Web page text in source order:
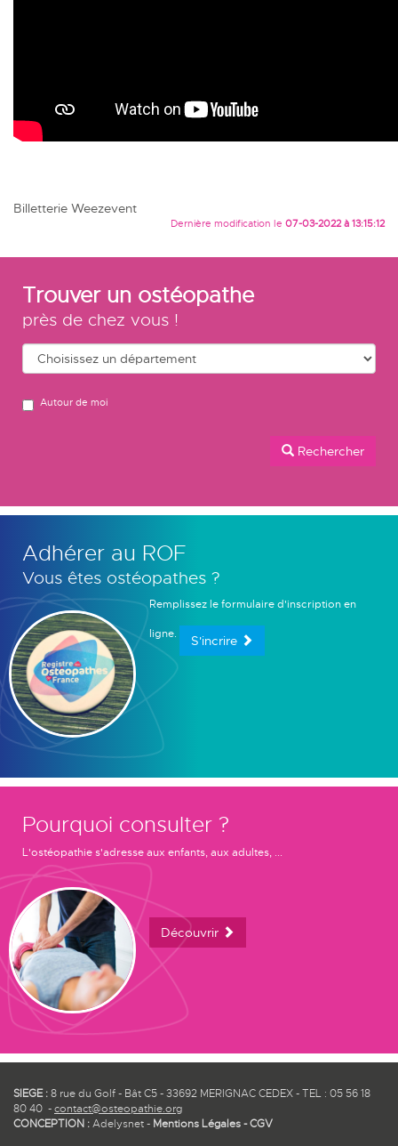
Billetterie Weezevent
Dernière modification le 07-03-2022 à 13:15:12
Trouver un ostéopathe
près de chez vous !
Autour de moi
Rechercher
Adhérer au ROF
Vous êtes ostéopathes ?
Remplissez le formulaire d'inscription en
ligne. S'incrire
Pourquoi consulter ?
L'ostéopathie s'adresse aux enfants, aux adultes, ...
Découvrir
SIEGE :8 rue du Golf - Bât C5 - 33692 MERIGNAC CEDEX - TEL : 05 56 18
80 40 -contact@osteopathie.org
CONCEPTION :Adelysnet- Mentions Légales-CGV